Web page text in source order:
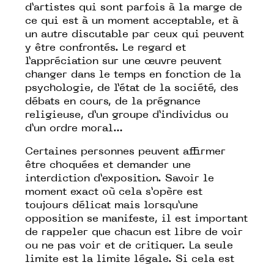
d’artistes qui sont parfois à la marge de
ce qui est à un moment acceptable, et à
un autre discutable par ceux qui peuvent
y être confrontés. Le regard et
l’appréciation sur une œuvre peuvent
changer dans le temps en fonction de la
psychologie, de l’état de la société, des
débats en cours, de la prégnance
religieuse, d’un groupe d’individus ou
d’un ordre moral…
Certaines personnes peuvent affirmer
être choquées et demander une
interdiction d’exposition. Savoir le
moment exact où cela s’opère est
toujours délicat mais lorsqu’une
opposition se manifeste, il est important
de rappeler que chacun est libre de voir
ou ne pas voir et de critiquer. La seule
limite est la limite légale. Si cela est